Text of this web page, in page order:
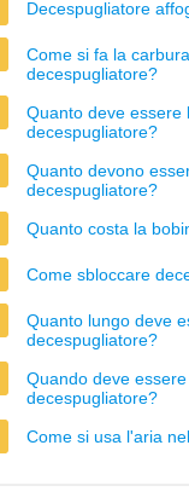
Decespugliatore
Come si fa la
decespugliatore?
Quanto deve essere
decespugliatore?
Quanto devono
decespugliatore?
Quanto costa la
Come sbloccare
Quanto lungo deve
decespugliatore?
Quando deve
decespugliatore?
Come si usa l'aria